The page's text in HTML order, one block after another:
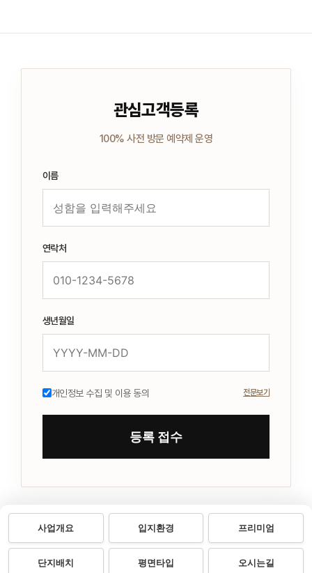
관심고객등록
100% 사전 방문 예약제 운영
이름
연락처
생년월일
개인정보 수집 및 이용 동의 전문보기
등록 접수
사업개요 입지환경 프리미엄
단지배치 평면타입 오시는길